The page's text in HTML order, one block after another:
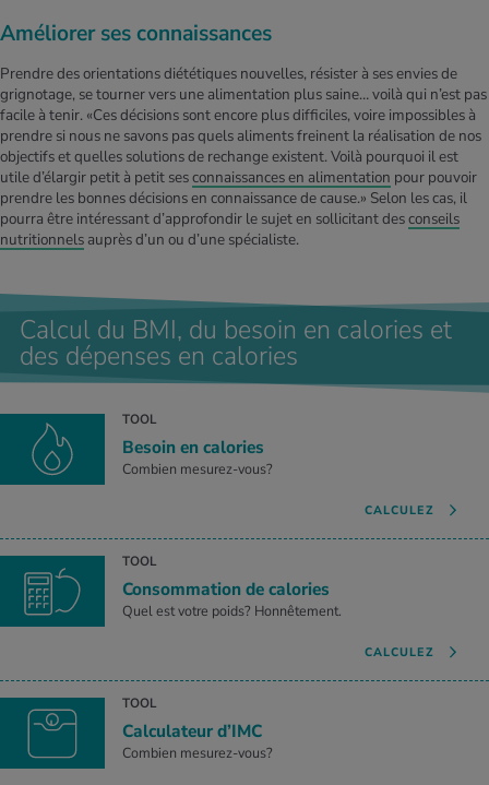
Améliorer ses connaissances
Prendre des orientations diététiques nouvelles, résister à ses envies de
grignotage, se tourner vers une alimentation plus saine… voilà qui n’est pas
facile à tenir. «Ces décisions sont encore plus difficiles, voire impossibles à
prendre si nous ne savons pas quels aliments freinent la réalisation de nos
objectifs et quelles solutions de rechange existent. Voilà pourquoi il est
utile d’élargir petit à petit sesconnaissances en alimentation pour pouvoir
prendre les bonnes décisions en connaissance de cause.» Selon les cas, il
pourra être intéressant d’approfondir le sujet en sollicitant desconseils
nutritionnels auprès d’un ou d’une spécialiste.
Calcul du BMI, du besoin en calories et
des dépenses en calories
TOOL
Besoin en calories
Combien mesurez-vous?
CALCULEZ
TOOL
Consommation de calories
Quel est votre poids? Honnêtement.
CALCULEZ
TOOL
Calculateur d’IMC
Combien mesurez-vous?